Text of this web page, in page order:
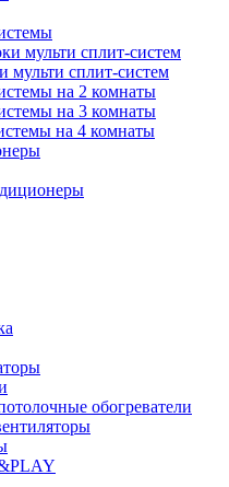
мульти сплит-систем
мульти сплит-систем
на 2 комнаты
на 3 комнаты
на 4 комнаты
обогреватели